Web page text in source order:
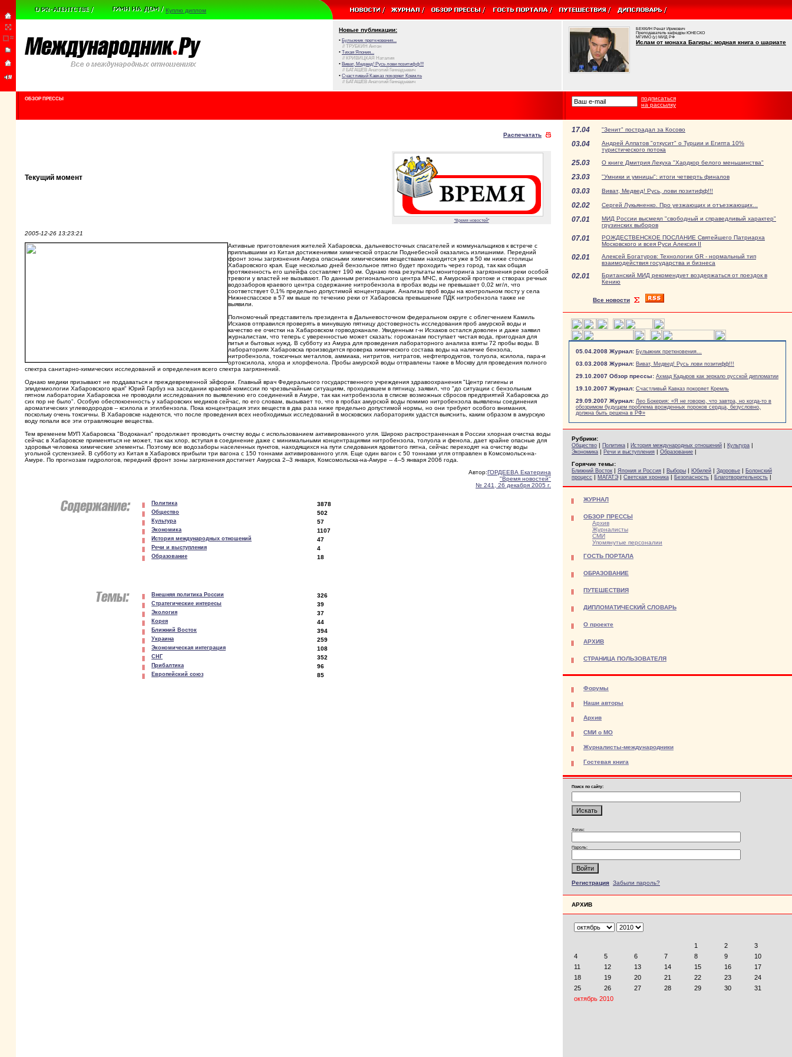
Куплю диплом
Новые публикации:
• Булыжник преткновения...
// ТРУБКИН Антон
• Тихая Япония...
// КРИВИЦКАЯ Наталия
• Виват, Медвед! Русь лови позитифф!!!
// БАТАШЕВ Анатолий Геннадьевич
• Счастливый Кавказ покоряет Кремль
// БАТАШЕВ Анатолий Геннадьевич
БЕККИН Ренат Ирикович
Преподаватель кафедры ЮНЕСКО
МГИМО (у) МИД РФ
Ислам от монаха Багиры: модная книга о шариате
ОБЗОР ПРЕССЫ
подписаться
на рассылку
Распечатать
Текущий момент
"Время новостей"
2005-12-26 13:23:21
Активные приготовления жителей Хабаровска, дальневосточных спасателей и коммунальщиков к встрече с
приплывшими из Китая достижениями химической отрасли Поднебесной оказались излишними. Передний
фронт зоны загрязнения Амура опасными химическими веществами находится уже в 50 км ниже столицы
Хабаровского края. Еще несколько дней бензольное пятно будет проходить через город, так как общая
протяженность его шлейфа составляет 190 км. Однако пока результаты мониторинга загрязнения реки особой
тревоги у властей не вызывают. По данным регионального центра МЧС, в Амурской протоке и створах речных
водозаборов краевого центра содержание нитробензола в пробах воды не превышает 0,02 мг/л, что
соответствует 0,1% предельно допустимой концентрации. Анализы проб воды на контрольном посту у села
Нижнеспасское в 57 км выше по течению реки от Хабаровска превышение ПДК нитробензола также не
выявили.
Полномочный представитель президента в Дальневосточном федеральном округе с облегчением Камиль
Исхаков отправился проверять в минувшую пятницу достоверность исследования проб амурской воды и
качество ее очистки на Хабаровском горводоканале. Увиденным г-н Исхаков остался доволен и даже заявил
журналистам, что теперь с уверенностью может сказать: горожанам поступает чистая вода, пригодная для
питья и бытовых нужд. В субботу из Амура для проведения лабораторного анализа взяты 72 пробы воды. В
лабораториях Хабаровска производится проверка химического состава воды на наличие бензола,
нитробензола, токсичных металлов, аммиака, нитритов, нитратов, нефтепродуктов, толуола, ксилола, пара-и
ортоксилола, хлора и хлорфенола. Пробы амурской воды отправлены также в Москву для проведения полного
спектра санитарно-химических исследований и определения всего спектра загрязнений.
Однако медики призывают не поддаваться и преждевременной эйфории. Главный врач Федерального государственного учреждения здравоохранения "Центр гигиены и
эпидемиологии Хабаровского края" Юрий Гарбуз на заседании краевой комиссии по чрезвычайным ситуациям, проходившем в пятницу, заявил, что "до ситуации с бензольным
пятном лаборатории Хабаровска не проводили исследования по выявлению его соединений в Амуре, так как нитробензола в списке возможных сбросов предприятий Хабаровска до
сих пор не было". Особую обеспокоенность у хабаровских медиков сейчас, по его словам, вызывает то, что в пробах амурской воды помимо нитробензола выявлены соединения
ароматических углеводородов -- ксилола и этилбензола. Пока концентрация этих веществ в два раза ниже предельно допустимой нормы, но они требуют особого внимания,
поскольку очень токсичны. В Хабаровске надеются, что после проведения всех необходимых исследований в московских лабораториях удастся выяснить, каким образом в амурскую
воду попали все эти отравляющие вещества.
Тем временем МУП Хабаровска "Водоканал" продолжает проводить очистку воды с использованием активированного угля. Широко распространенная в России хлорная очистка воды
сейчас в Хабаровске применяться не может, так как хлор, вступая в соединение даже с минимальными концентрациями нитробензола, толуола и фенола, дает крайне опасные для
здоровья человека химические элементы. Поэтому все водозаборы населенных пунктов, находящихся на пути следования ядовитого пятна, сейчас переходят на очистку воды
угольной суспензией. В субботу из Китая в Хабаровск прибыли три вагона с 150 тоннами активированного угля. Еще один вагон с 50 тоннами угля отправлен в Комсомольск-на-
Амуре. По прогнозам гидрологов, передний фронт зоны загрязнения достигнет Амурска 2--3 января, Комсомольска-на-Амуре -- 4--5 января 2006 года.
Автор:ГОРДЕЕВА Екатерина
"Время новостей"
№ 241, 26 декабря 2005 г.
Политика 3878
Общество 502
Культура 57
Экономика 1107
История международных отношений 47
Речи и выступления 4
Образование 18
Внешняя политика России 326
Стратегические интересы 39
Экология 37
Корея 44
Ближний Восток 394
Украина 259
Экономическая интеграция 108
СНГ 352
Прибалтика 96
Европейский союз 85
17.04 "Зенит" пострадал за Косово
03.04
Андрей Алпатов "откусит" о Турции и Египта 10%
туристического потока
25.03 О книге Дмитрия Лекуха "Хардкор белого меньшинства"
23.03 "Умники и умницы": итоги четверть финалов
03.03 Виват, Медвед! Русь, лови позитифф!!!
02.02 Сергей Лукьяненко. Про уезжающих и отъезжающих...
07.01
МИД России высмеял "свободный и справедливый характер"
грузинских выборов
07.01
РОЖДЕСТВЕНСКОЕ ПОСЛАНИЕ Святейшего Патриарха
Московского и всея Руси Алексия II
02.01
Алексей Богатуров: Технологии GR - нормальный тип
взаимодействия государства и бизнеса
02.01
Британский МИД рекомендует воздержаться от поездок в
Кению
Все новости
05.04.2008 Журнал: Булыжник преткновения...
03.03.2008 Журнал: Виват, Медвед! Русь лови позитифф!!!
29.10.2007 Обзор прессы: Ахмад Кадыров как зеркало русской дипломатии
19.10.2007 Журнал: Счастливый Кавказ покоряет Кремль
29.09.2007 Журнал: Лео Бокерия: «Я не говорю, что завтра, но когда-то в
обозримом будущем проблема врожденных пороков сердца, безусловно,
должна быть решена в РФ»
Рубрики:
Общество | Политика | История международных отношений | Культура |
Экономика | Речи и выступления | Образование |
Горячие темы:
Ближний Восток | Япония и Россия | Выборы | Юбилей | Здоровье | Болонский
процесс | МАГАТЭ | Светская хроника | Безопасность | Благотворительность |
ЖУРНАЛ
ОБЗОР ПРЕССЫ
Архив
Журналисты
СМИ
Упомянутые персоналии
ГОСТЬ ПОРТАЛА
ОБРАЗОВАНИЕ
ПУТЕШЕСТВИЯ
ДИПЛОМАТИЧЕСКИЙ СЛОВАРЬ
О проекте
АРХИВ
СТРАНИЦА ПОЛЬЗОВАТЕЛЯ
Форумы
Наши авторы
Архив
СМИ о МО
Журналисты-международники
Гостевая книга
Поиск по сайту:
Логин:
Пароль:
Регистрация Забыли пароль?
АРХИВ